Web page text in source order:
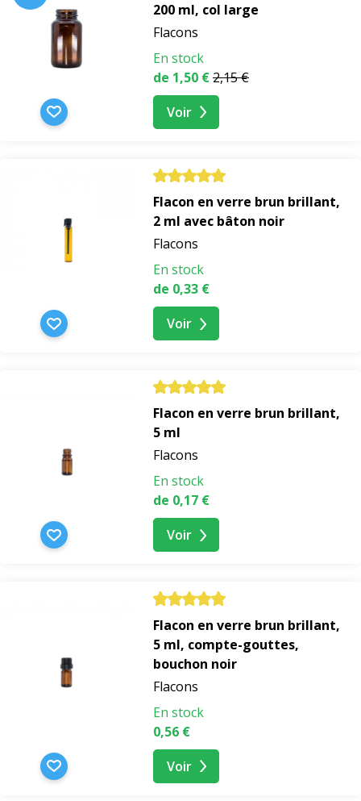
200 ml, col large
Flacons
En stock
de 1,50 €2,15 €
Voir
Flacon en verre brun brillant,
2 ml avec bâton noir
Flacons
En stock
de 0,33 €
Voir
Flacon en verre brun brillant,
5 ml
Flacons
En stock
de 0,17 €
Voir
Flacon en verre brun brillant,
5 ml, compte-gouttes,
bouchon noir
Flacons
En stock
0,56 €
Voir